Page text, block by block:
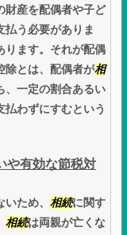
財産を配偶者や子ど
払う必要がありま
ります。それが配偶
除とは、配偶者が相
、一定の割合あるい
払わずにすむという
や有効な節税対
ため、 相続に関す
相続は両親が亡くな